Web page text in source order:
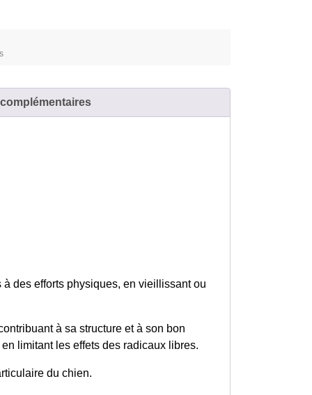
des efforts physiques, en vieillissant ou
à sa structure et à son bon
limitant les effets des radicaux libres.
du chien.